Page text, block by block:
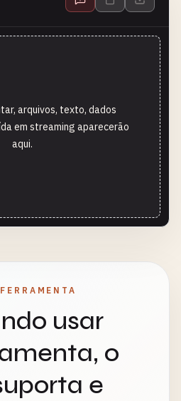
arquivos, texto, dados
em streaming aparecerão
aqui.
usar
o
e